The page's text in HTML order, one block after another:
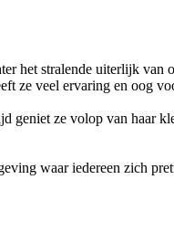
het stralende uiterlijk
ze veel ervaring en oog
geniet ze volop van haar
waar iedereen zich